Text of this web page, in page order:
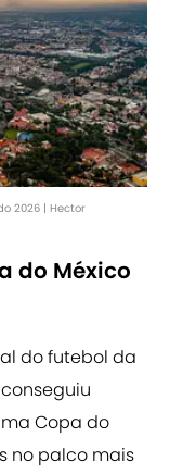
2026 | Hector
do México
do futebol da
Copa do
no palco mais